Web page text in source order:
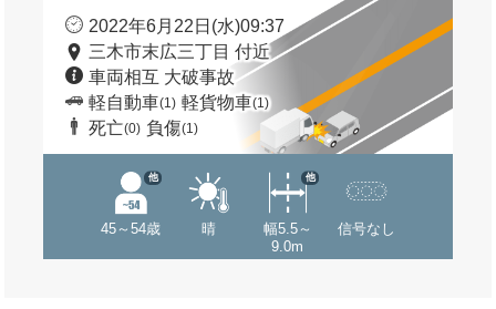
2022年6月22日(水)09:37
三木市末広三丁目 付近
車両相互 大破事故
軽自動車(1) 軽貨物車(1)
死亡(0) 負傷(1)
45～54歳
他
晴
幅5.5～
9.0m
他
信号なし